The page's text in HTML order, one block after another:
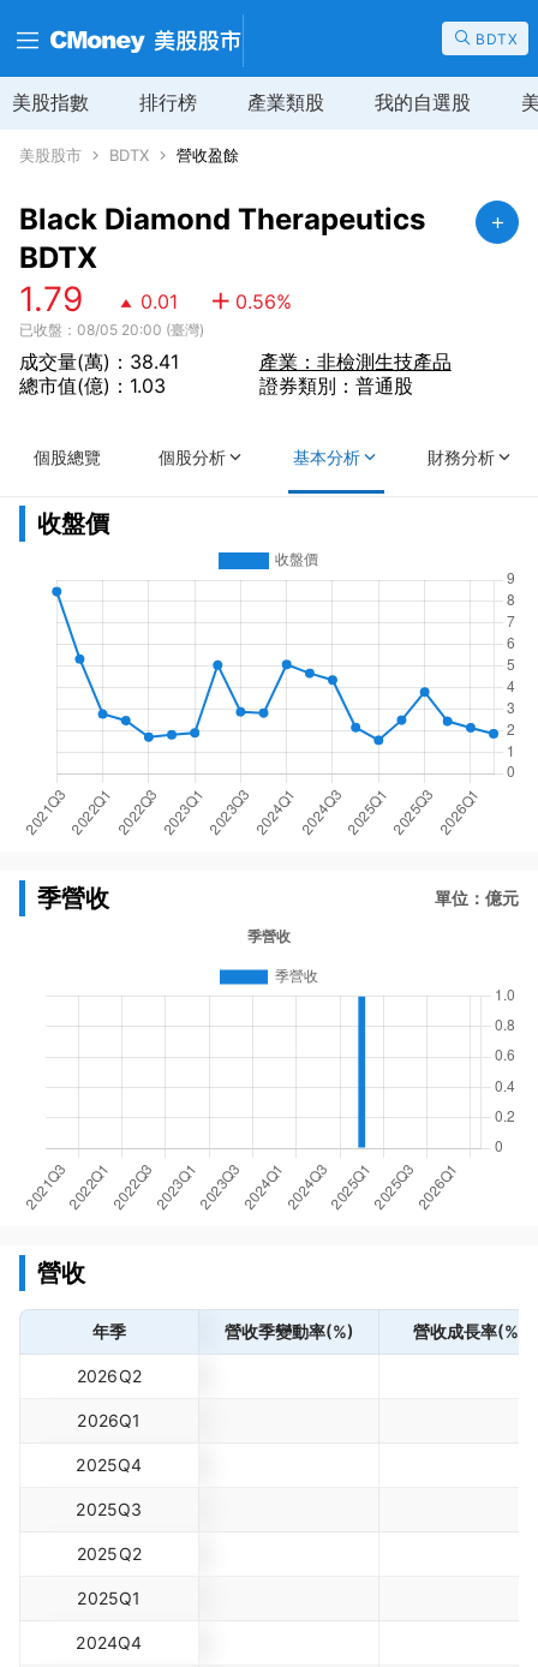
BDTX
美股指數 排行榜 產業類股 我的自選股
美股股市 BDTX 營收盈餘
Black Diamond Therapeutics
BDTX
1.79 0.01 0.56%
已收盤：08/05 20:00 (臺灣)
成交量(萬)：38.41
總市值(億)：1.03
產業：非檢測生技產品
證券類別：普通股
個股總覽 個股分析 基本分析 財務分析
收盤價
季營收 單位：億元
營收
年季 營收季變動率(%) 營收成長率(%)
2026Q2
2026Q1
2025Q4
2025Q3
2025Q2
2025Q1
2024Q4